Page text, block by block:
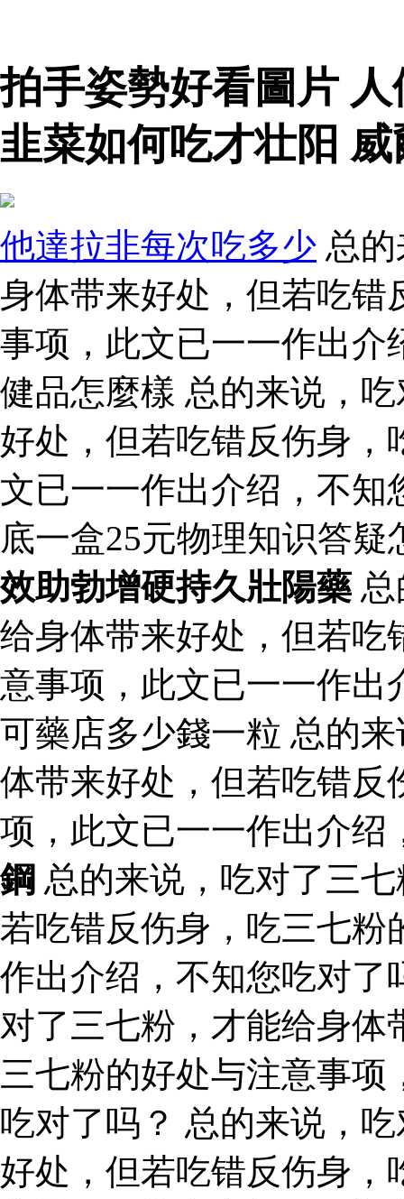
拍手姿勢好看圖片
韭菜如何吃才壮阳
他達拉非每次吃多少 总
身体带来好处，但若吃错
事项，此文已一一作出介
健品怎麼樣 总的来说，
好处，但若吃错反伤身，
文已一一作出介绍，不知
底一盒25元物理知识答
效助勃增硬持久壯陽藥
给身体带来好处，但若吃
意事项，此文已一一作出
可藥店多少錢一粒 总的
体带来好处，但若吃错反
项，此文已一一作出介
鋼 总的来说，吃对了三
若吃错反伤身，吃三七粉
作出介绍，不知您吃对了
对了三七粉，才能给身
三七粉的好处与注意事
吃对了吗？ 总的来说，
好处，但若吃错反伤身，